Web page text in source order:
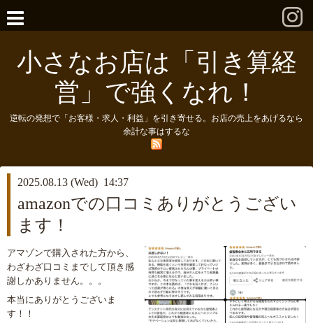
小さなお店は「引き算経
営」で強くなれ！
逆転の発想で「お客様・求人・利益」を引き寄せる。お店の売上をあげるなら
余計な事はするな
2025.08.13 (Wed) 14:37
amazonでの口コミありがとうござい
ます！
アマゾンで購入された方から、
わざわざ口コミまでして頂き感
謝しかありません。。。
本当にありがとうございま
す！！